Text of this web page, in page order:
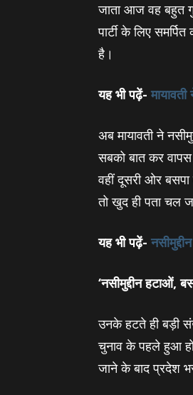
जाता आज वह बहुत
पार्टी के लिए
है।
यह भी पढ़ें-
अब मायावती ने
सबको बात कर
वहीं दूसरी ओर
तो खुद ही पता चल
यह भी पढ़ें-
‘नसीमुद्दीन हटाओं,
उनके हटते ही बड़ी
चुनाव के पहले हुआ
जाने के बाद प्रदेश